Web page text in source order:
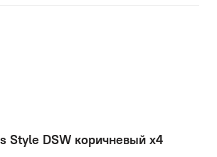
Style DSW коричневый x4